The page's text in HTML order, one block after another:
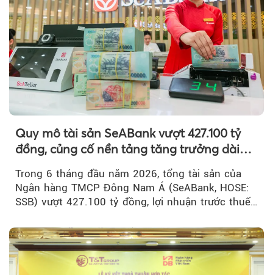
Quy mô tài sản SeABank vượt 427.100 tỷ
đồng, củng cố nền tảng tăng trưởng dài
Trong 6 tháng đầu năm 2026, tổng tài sản của
Ngân hàng TMCP Đông Nam Á (SeABank, HOSE:
SSB) vượt 427.100 tỷ đồng, lợi nhuận trước thuế